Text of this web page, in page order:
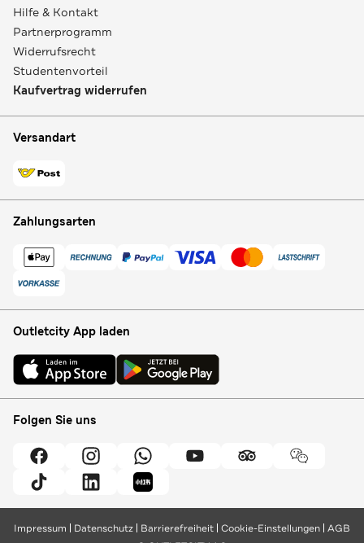
Hilfe & Kontakt
Partnerprogramm
Widerrufsrecht
Studentenvorteil
Kaufvertrag widerrufen
Versandart
Zahlungsarten
Outletcity App laden
Folgen Sie uns
Impressum Datenschutz Barrierefreiheit Cookie-Einstellungen AGB